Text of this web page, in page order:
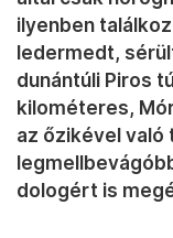
ilyenben
ledermedt,
dunántúli Piros
kilométeres,
az őzikével való
dologért is